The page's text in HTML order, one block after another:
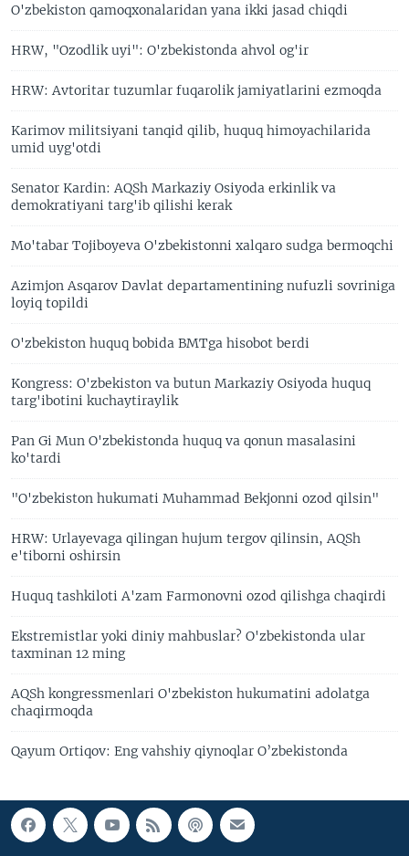
O'zbekiston qamoqxonalaridan yana ikki jasad chiqdi
HRW, "Ozodlik uyi": O'zbekistonda ahvol og'ir
HRW: Avtoritar tuzumlar fuqarolik jamiyatlarini ezmoqda
Karimov militsiyani tanqid qilib, huquq himoyachilarida
umid uyg'otdi
Senator Kardin: AQSh Markaziy Osiyoda erkinlik va
demokratiyani targ'ib qilishi kerak
Mo'tabar Tojiboyeva O'zbekistonni xalqaro sudga bermoqchi
Azimjon Asqarov Davlat departamentining nufuzli sovriniga
loyiq topildi
O'zbekiston huquq bobida BMTga hisobot berdi
Kongress: O'zbekiston va butun Markaziy Osiyoda huquq
targ'ibotini kuchaytiraylik
Pan Gi Mun O'zbekistonda huquq va qonun masalasini
ko'tardi
"O'zbekiston hukumati Muhammad Bekjonni ozod qilsin"
HRW: Urlayevaga qilingan hujum tergov qilinsin, AQSh
e'tiborni oshirsin
Huquq tashkiloti A'zam Farmonovni ozod qilishga chaqirdi
Ekstremistlar yoki diniy mahbuslar? O'zbekistonda ular
taxminan 12 ming
AQSh kongressmenlari O'zbekiston hukumatini adolatga
chaqirmoqda
Qayum Ortiqov: Eng vahshiy qiynoqlar O’zbekistonda